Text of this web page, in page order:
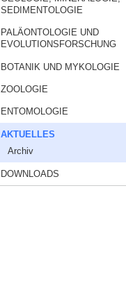
SEDIMENTOLOGIE
PALÄONTOLOGIE UND
EVOLUTIONSFORSCHUNG
BOTANIK UND MYKOLOGIE
ZOOLOGIE
ENTOMOLOGIE
AKTUELLES
Archiv
DOWNLOADS